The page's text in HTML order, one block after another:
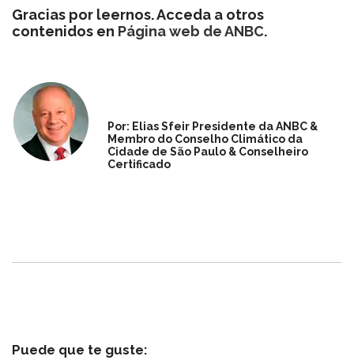
Gracias por leernos. Acceda a otros
contenidos en Página web de ANBC.
Por: Elias Sfeir Presidente da ANBC &
Membro do Conselho Climático da
Cidade de São Paulo & Conselheiro
Certificado
Puede que te guste: